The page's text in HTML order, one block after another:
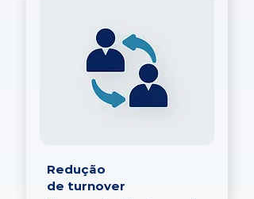
Redução
de turnover